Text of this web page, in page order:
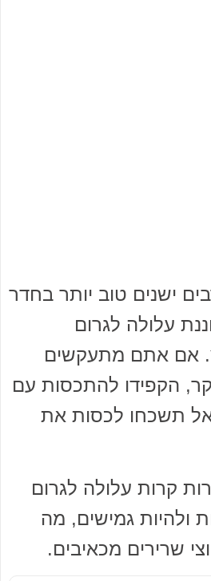
ישנים טוב יותר בחדר
עלולה לגרום
אם אתם מתעקשים
הקפידו להתכסות עם
תשכחו לכסות את
קרות עלולה לגרום
ולהיות גמישים, מה
שרירים מכאיבים.